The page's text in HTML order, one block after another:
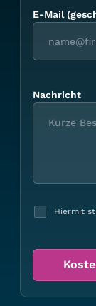
E-Mail
Nachricht
Hiermit